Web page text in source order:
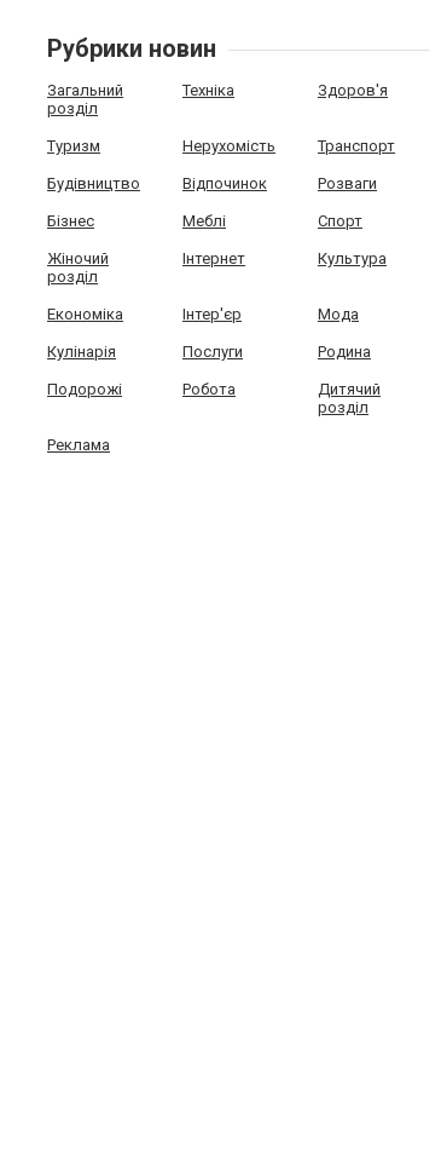
Рубрики новин
Загальний
розділ
Техніка Здоров'я
Туризм Нерухомість Транспорт
Будівництво Відпочинок Розваги
Бізнес Меблі Спорт
Жіночий
розділ
Інтернет Культура
Економіка Інтер'єр Мода
Кулінарія Послуги Родина
Подорожі Робота
Дитячий
розділ
Реклама